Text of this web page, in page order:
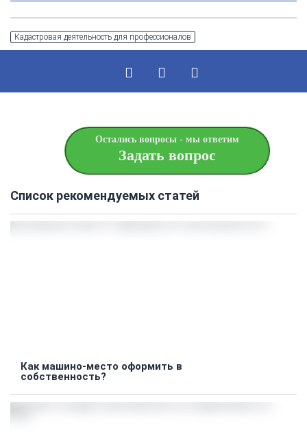
Кадастровая деятельность для профессионалов
Остались вопросы - мы ответим
Задать вопрос
Список рекомендуемых статей
Как машино-место оформить в
собственность?